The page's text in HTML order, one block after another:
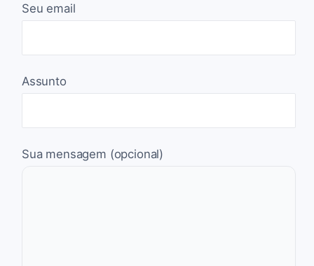
Seu email
Assunto
Sua mensagem (opcional)